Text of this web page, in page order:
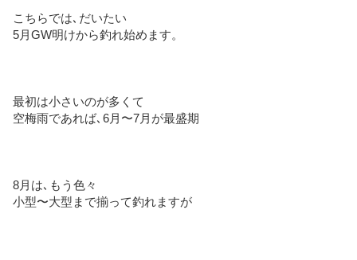
こちらでは､だいたい
5月GW明けから釣れ始めます。
最初は小さいのが多くて
空梅雨であれば､6月〜7月が最盛期
8月は､もう色々
小型〜大型まで揃って釣れますが